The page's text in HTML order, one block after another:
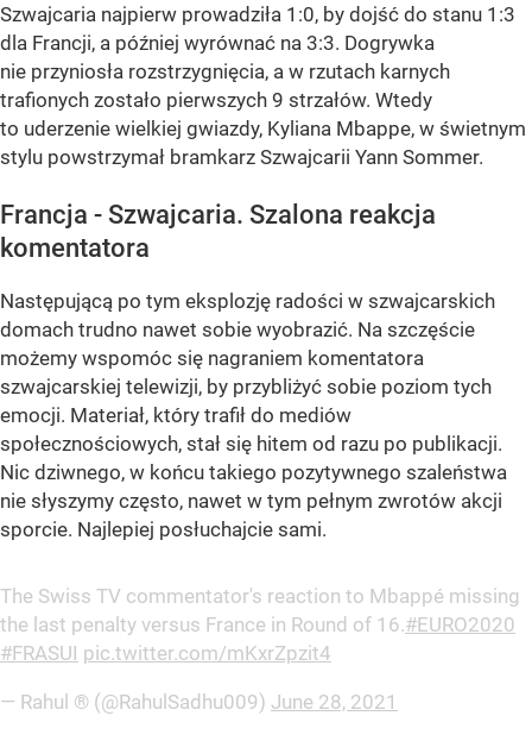
Szwajcaria najpierw prowadziła 1:0, by dojść do stanu 1:3
dla Francji, a później wyrównać na 3:3. Dogrywka
nie przyniosła rozstrzygnięcia, a w rzutach karnych
trafionych zostało pierwszych 9 strzałów. Wtedy
to uderzenie wielkiej gwiazdy, Kyliana Mbappe, w świetnym
stylu powstrzymał bramkarz Szwajcarii Yann Sommer.
Francja - Szwajcaria. Szalona reakcja
komentatora
Następującą po tym eksplozję radości w szwajcarskich
domach trudno nawet sobie wyobrazić. Na szczęście
możemy wspomóc się nagraniem komentatora
szwajcarskiej telewizji, by przybliżyć sobie poziom tych
emocji. Materiał, który trafił do mediów
społecznościowych, stał się hitem od razu po publikacji.
Nic dziwnego, w końcu takiego pozytywnego szaleństwa
nie słyszymy często, nawet w tym pełnym zwrotów akcji
sporcie. Najlepiej posłuchajcie sami.
The Swiss TV commentator's reaction to Mbappé missing
the last penalty versus France in Round of 16.#EURO2020
#FRASUI pic.twitter.com/mKxrZpzit4
— Rahul ® (@RahulSadhu009) June 28, 2021